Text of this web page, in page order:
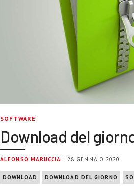
SOFTWARE
Download del
ALFONSO MARUCCIA | 28 GENNAIO 2020
DOWNLOAD DOWNLOAD DEL GIORNO